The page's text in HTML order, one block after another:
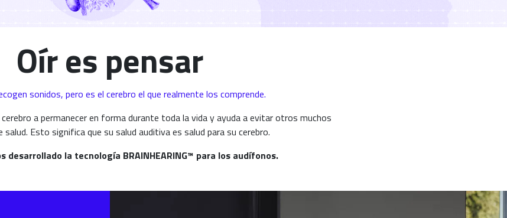
Oír es pensar
sonidos, pero es el cerebro el que realmente los comprende.
cerebro a permanecer en forma durante toda la vida y ayuda a evitar otros muchos
salud. Esto significa que su salud auditiva es salud para su cerebro.
desarrollado la tecnología BRAINHEARING™ para los audífonos.